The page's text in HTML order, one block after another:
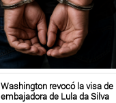
Washington revocó la visa de
embajadora de Lula da Silva